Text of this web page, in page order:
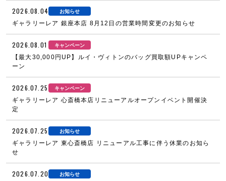
2026.08.04 お知らせ
ギャラリーレア 銀座本店 8月12日の営業時間変更のお知らせ
2026.08.01 キャンペーン
【最大30,000円UP】ルイ・ヴィトンのバッグ買取額UPキャンペ
ーン
2026.07.25 キャンペーン
ギャラリーレア 心斎橋本店リニューアルオープンイベント開催決
定
2026.07.25 お知らせ
ギャラリーレア 東心斎橋店 リニューアル工事に伴う休業のお知ら
せ
2026.07.20 お知らせ